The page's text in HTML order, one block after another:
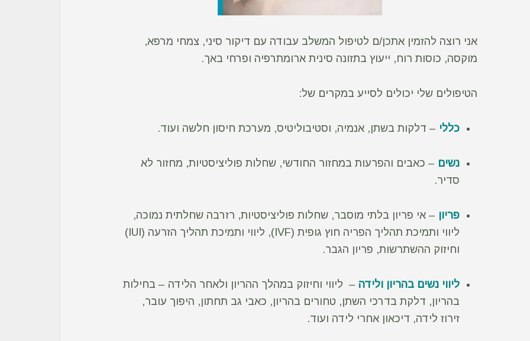
אני רוצה להזמין אתכן/ם לטיפול המשלב עבודה עם דיקור סיני, צמחי מרפא,
מוקסה, כוסות רוח, ייעוץ בתזונה סינית ארומתרפיה ופרחי באך.
הטיפולים שלי יכולים לסייע במקרים של:
כללי – דלקות בשתן, אנמיה, וסטיבוליטיס, מערכת חיסון חלשה ועוד.
נשים – כאבים והפרעות במחזור החודשי, שחלות פוליציסטיות, מחזור לא
סדיר.
פריון – אי פריון בלתי מוסבר, שחלות פוליציסטיות, רזרבה שחלתית נמוכה,
ליווי ותמיכת תהליך הפריה חוץ גופית (IVF), ליווי ותמיכת תהליך הזרעה (IUI)
וחיזוק ההשתרשות, פריון הגבר.
ליווי נשים בהריון ולידה – ליווי וחיזוק במהלך ההריון ולאחר הלידה – בחילות
בהריון, דלקת בדרכי השתן, טחורים בהריון, כאבי גב תחתון, היפוך עובר,
זירוז לידה, דיכאון אחרי לידה ועוד.